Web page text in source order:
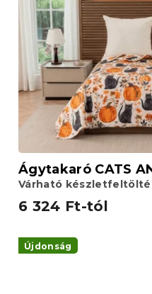
Ágytakaró CATS
Várható
6 324 Ft-tól
Újdonság